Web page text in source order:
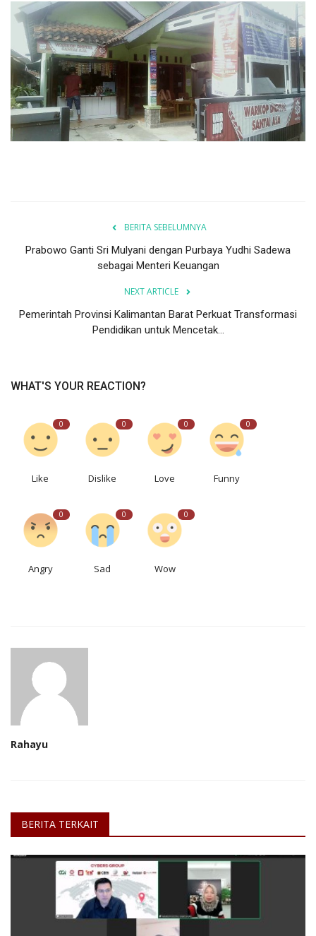
BERITA SEBELUMNYA
Prabowo Ganti Sri Mulyani dengan Purbaya Yudhi Sadewa
sebagai Menteri Keuangan
NEXT ARTICLE
Pemerintah Provinsi Kalimantan Barat Perkuat Transformasi
Pendidikan untuk Mencetak...
WHAT'S YOUR REACTION?
0
Like
0
Dislike
0
Love
0
Funny
0
Angry
0
Sad
0
Wow
Rahayu
BERITA TERKAIT